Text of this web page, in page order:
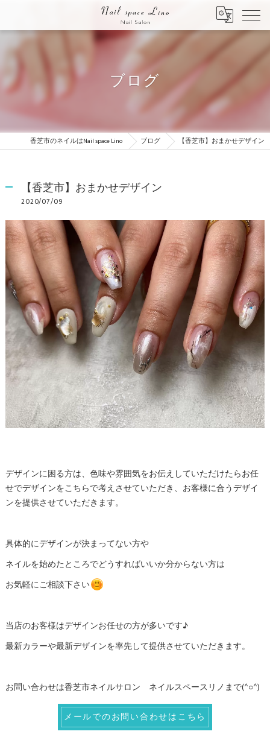
ブログ
香芝市のネイルはNail space Lino ブログ 【香芝市】おまかせデザイン
【香芝市】おまかせデザイン
2020/07/09
デザインに困る方は、色味や雰囲気をお伝えしていただけたらお任
せでデザインをこちらで考えさせていただき、お客様に合うデザイ
ンを提供させていただきます。
具体的にデザインが決まってない方や
ネイルを始めたところでどうすればいいか分からない方は
お気軽にご相談下さい
当店のお客様はデザインお任せの方が多いです♪
最新カラーや最新デザインを率先して提供させていただきます。
お問い合わせは香芝市ネイルサロン ネイルスペースリノまで(^○^)
メールでのお問い合わせはこちら